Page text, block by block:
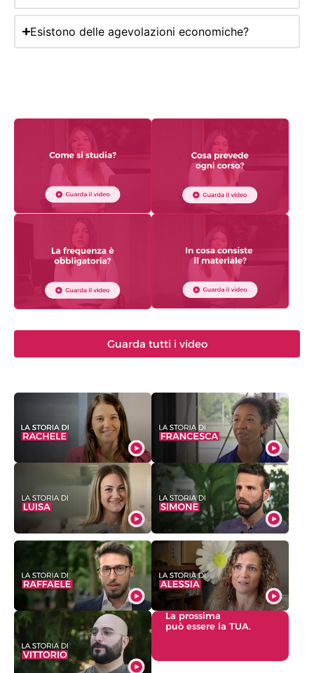
Esistono delle agevolazioni economiche?
Guarda tutti i video
La prossima
può essere la TUA.